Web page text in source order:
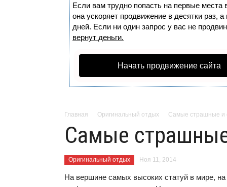
Если вам трудно попасть на первые места
она ускоряет продвижение в десятки раз,
дней. Если ни один запрос у вас не
вернут деньги.
Начать продвижение сайта
Главная Оригинальный отдых Самые страшные и
Самые
Оригинальный отдых Ноя 11, 2014
На вершине самых высоких статуй в мире,